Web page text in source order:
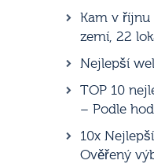
Kam v říjnu
zemí, 22
Nejlepší
TOP 10
– Podle
10x
Ověřený